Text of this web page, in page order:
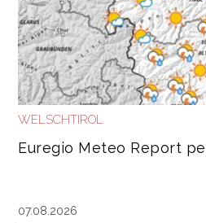
WELSCHTIROL
Euregio Meteo Report
07.08.2026